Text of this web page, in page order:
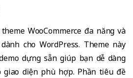
WooCommerce đa năng và
cho WordPress. Theme này
dựng sẵn giúp bạn dễ dàng
diện phù hợp. Phần tiêu đề